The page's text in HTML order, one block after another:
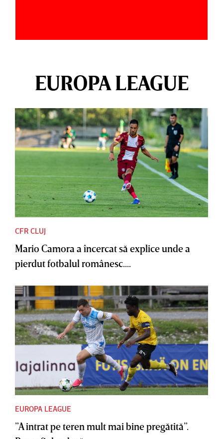
EUROPA LEAGUE
CFR CLUJ
Mario Camora a încercat să explice unde a
pierdut fotbalul românesc....
EUROPA LEAGUE
”A intrat pe teren mult mai bine pregătită”.